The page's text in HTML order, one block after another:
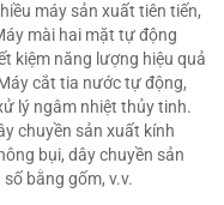
máy sản xuất tiên tiến,
mài hai mặt tự động
kiệm năng lượng hiệu quả
cắt tia nước tự động,
lý ngâm nhiệt thủy tinh.
chuyền sản xuất kính
bụi, dây chuyền sản
bằng gốm, v.v.